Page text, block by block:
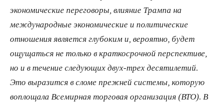
экономические переговоры, влияние Трампа на
международные экономические и политические
отношения является глубоким и, вероятно, будет
ощущаться не только в краткосрочной перспективе,
но и в течение следующих двух-трех десятилетий.
Это выразится в сломе прежней системы, которую
воплощала Всемирная торговая организация (ВТО). В